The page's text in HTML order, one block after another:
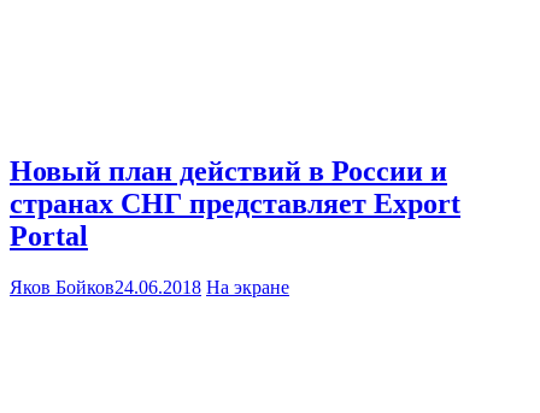
Новый план действий в России и
странах СНГ представляет Export
Portal
Яков Бойков24.06.2018 На экране